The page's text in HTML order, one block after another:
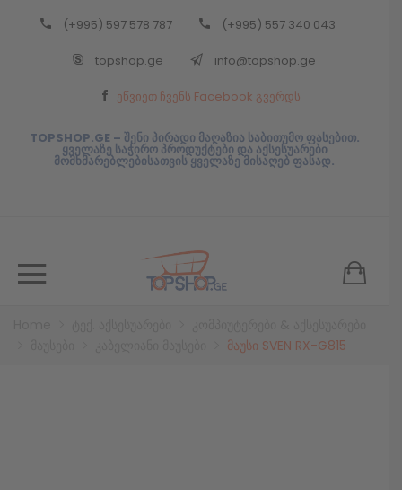
(+995) 597 578 787 (+995) 557 340 043
topshop.ge info@topshop.ge
ეწვიეთ ჩვენს Facebook გვერდს
TOPSHOP.GE – შენი პირადი მაღაზია საბითუმო ფასებით.
ყველაზე საჭირო პროდუქტები და აქსესუარები
მომხმარებლებისათვის ყველაზე მისაღებ ფასად.
მაუსი SVEN RX-G815
Back